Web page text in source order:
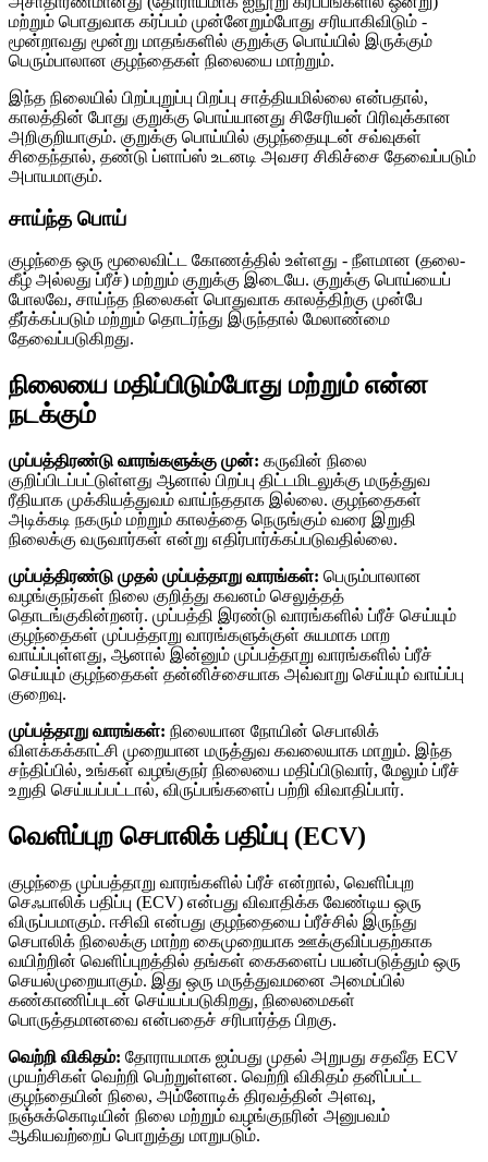
மற்றும் பொதுவாக கர்ப்பம் முன்னேறும்போது சரியாகிவிடும் -
மூன்றாவது மூன்று மாதங்களில் குறுக்கு பொய்யில் இருக்கும்
பெரும்பாலான குழந்தைகள் நிலையை மாற்றும்.
இந்த நிலையில் பிறப்புறுப்பு பிறப்பு சாத்தியமில்லை என்பதால்,
காலத்தின் போது குறுக்கு பொய்யானது சிசேரியன் பிரிவுக்கான
அறிகுறியாகும். குறுக்கு பொய்யில் குழந்தையுடன் சவ்வுகள்
சிதைந்தால், தண்டு ப்ளாப்ஸ் உடனடி அவசர சிகிச்சை தேவைப்படும்
அபாயமாகும்.
சாய்ந்த பொய்
குழந்தை ஒரு மூலைவிட்ட கோணத்தில் உள்ளது - நீளமான (தலை-
கீழ் அல்லது ப்ரீச்) மற்றும் குறுக்கு இடையே. குறுக்கு பொய்யைப்
போலவே, சாய்ந்த நிலைகள் பொதுவாக காலத்திற்கு முன்பே
தீர்க்கப்படும் மற்றும் தொடர்ந்து இருந்தால் மேலாண்மை
தேவைப்படுகிறது.
நிலையை மதிப்பிடும்போது மற்றும் என்ன
நடக்கும்
முப்பத்திரண்டு வாரங்களுக்கு முன்: கருவின் நிலை
குறிப்பிடப்பட்டுள்ளது ஆனால் பிறப்பு திட்டமிடலுக்கு மருத்துவ
ரீதியாக முக்கியத்துவம் வாய்ந்ததாக இல்லை. குழந்தைகள்
அடிக்கடி நகரும் மற்றும் காலத்தை நெருங்கும் வரை இறுதி
நிலைக்கு வருவார்கள் என்று எதிர்பார்க்கப்படுவதில்லை.
முப்பத்திரண்டு முதல் முப்பத்தாறு வாரங்கள்: பெரும்பாலான
வழங்குநர்கள் நிலை குறித்து கவனம் செலுத்தத்
தொடங்குகின்றனர். முப்பத்தி இரண்டு வாரங்களில் ப்ரீச் செய்யும்
குழந்தைகள் முப்பத்தாறு வாரங்களுக்குள் சுயமாக மாற
வாய்ப்புள்ளது, ஆனால் இன்னும் முப்பத்தாறு வாரங்களில் ப்ரீச்
செய்யும் குழந்தைகள் தன்னிச்சையாக அவ்வாறு செய்யும் வாய்ப்பு
குறைவு.
முப்பத்தாறு வாரங்கள்: நிலையான நோயின் செபாலிக்
விளக்கக்காட்சி முறையான மருத்துவ கவலையாக மாறும். இந்த
சந்திப்பில், உங்கள் வழங்குநர் நிலையை மதிப்பிடுவார், மேலும் ப்ரீச்
உறுதி செய்யப்பட்டால், விருப்பங்களைப் பற்றி விவாதிப்பார்.
வெளிப்புற செபாலிக் பதிப்பு (ECV)
குழந்தை முப்பத்தாறு வாரங்களில் ப்ரீச் என்றால், வெளிப்புற
செஃபாலிக் பதிப்பு (ECV) என்பது விவாதிக்க வேண்டிய ஒரு
விருப்பமாகும். ஈசிவி என்பது குழந்தையை ப்ரீச்சில் இருந்து
செபாலிக் நிலைக்கு மாற்ற கைமுறையாக ஊக்குவிப்பதற்காக
வயிற்றின் வெளிப்புறத்தில் தங்கள் கைகளைப் பயன்படுத்தும் ஒரு
செயல்முறையாகும். இது ஒரு மருத்துவமனை அமைப்பில்
கண்காணிப்புடன் செய்யப்படுகிறது, நிலைமைகள்
பொருத்தமானவை என்பதைச் சரிபார்த்த பிறகு.
வெற்றி விகிதம்: தோராயமாக ஐம்பது முதல் அறுபது சதவீத ECV
முயற்சிகள் வெற்றி பெற்றுள்ளன. வெற்றி விகிதம் தனிப்பட்ட
குழந்தையின் நிலை, அம்னோடிக் திரவத்தின் அளவு,
நஞ்சுக்கொடியின் நிலை மற்றும் வழங்குநரின் அனுபவம்
ஆகியவற்றைப் பொறுத்து மாறுபடும்.